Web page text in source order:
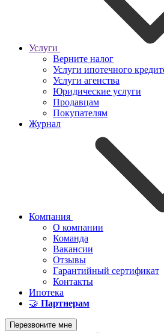
Услуги
Верните налог
Услуги ипотечного
Услуги агенства
Юридические услуги
Продавцам
Покупателям
Журнал
Компания
О компании
Команда
Вакансии
Отзывы
Гарантийный сертификат
Контакты
Ипотека
🤝 Партнерам
Перезвоните мне